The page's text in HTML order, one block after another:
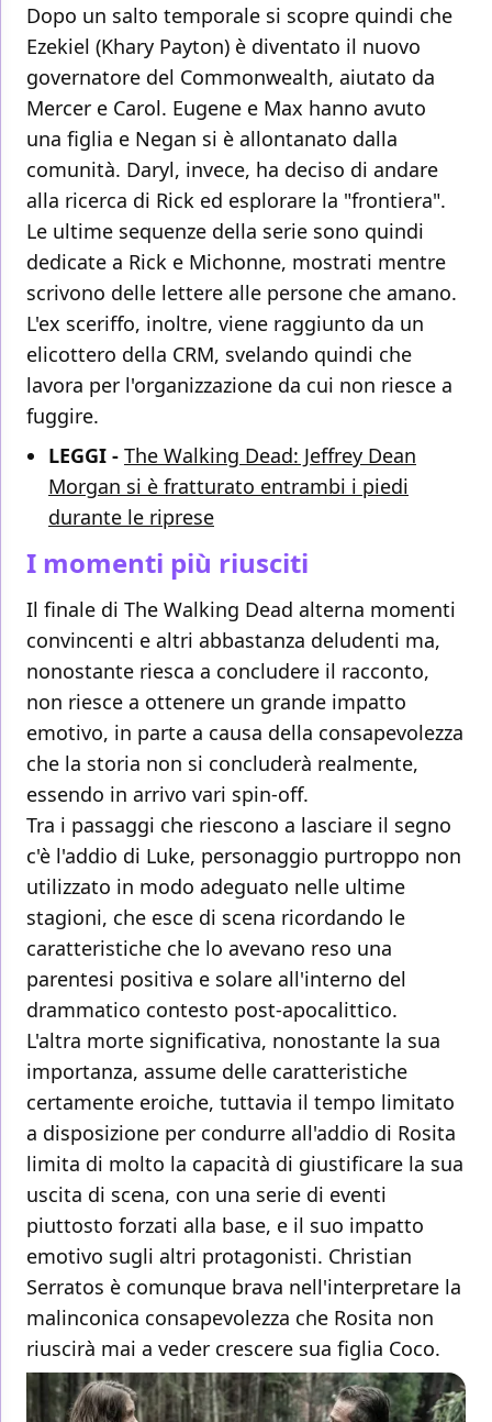
Dopo un salto temporale si scopre quindi che
Ezekiel (Khary Payton) è diventato il nuovo
governatore del Commonwealth, aiutato da
Mercer e Carol. Eugene e Max hanno avuto
una figlia e Negan si è allontanato dalla
comunità. Daryl, invece, ha deciso di andare
alla ricerca di Rick ed esplorare la "frontiera".
Le ultime sequenze della serie sono quindi
dedicate a Rick e Michonne, mostrati mentre
scrivono delle lettere alle persone che amano.
L'ex sceriffo, inoltre, viene raggiunto da un
elicottero della CRM, svelando quindi che
lavora per l'organizzazione da cui non riesce a
fuggire.
LEGGI - The Walking Dead: Jeffrey Dean
Morgan si è fratturato entrambi i piedi
durante le riprese
I momenti più riusciti
Il finale di The Walking Dead alterna momenti
convincenti e altri abbastanza deludenti ma,
nonostante riesca a concludere il racconto,
non riesce a ottenere un grande impatto
emotivo, in parte a causa della consapevolezza
che la storia non si concluderà realmente,
essendo in arrivo vari spin-off.
Tra i passaggi che riescono a lasciare il segno
c'è l'addio di Luke, personaggio purtroppo non
utilizzato in modo adeguato nelle ultime
stagioni, che esce di scena ricordando le
caratteristiche che lo avevano reso una
parentesi positiva e solare all'interno del
drammatico contesto post-apocalittico.
L'altra morte significativa, nonostante la sua
importanza, assume delle caratteristiche
certamente eroiche, tuttavia il tempo limitato
a disposizione per condurre all'addio di Rosita
limita di molto la capacità di giustificare la sua
uscita di scena, con una serie di eventi
piuttosto forzati alla base, e il suo impatto
emotivo sugli altri protagonisti. Christian
Serratos è comunque brava nell'interpretare la
malinconica consapevolezza che Rosita non
riuscirà mai a veder crescere sua figlia Coco.